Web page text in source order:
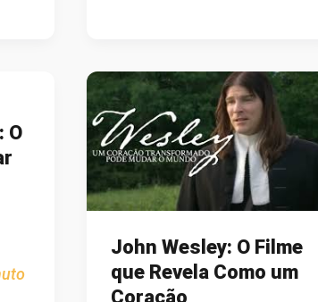
‘TUDO
É
POSSÍVEL’
DISPONÍVEL
GRÁTIS
PARA
VOCÊ!
O
John Wesley: O Filme
que Revela Como um
Coração